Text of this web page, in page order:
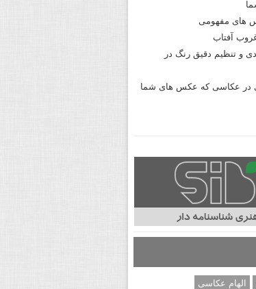
های مفهومی
آفتاب
و تنظیم دقیق رنگ در
در عکاسی که عکس های شما
الهام عکاسی